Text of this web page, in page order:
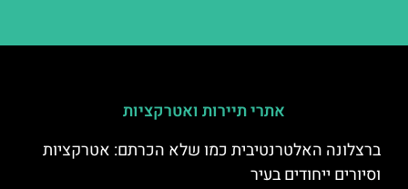
אתרי תיירות ואטרקציות
ברצלונה האלטרנטיבית כמו שלא הכרתם: אטרקציות
וסיורים ייחודים בעיר